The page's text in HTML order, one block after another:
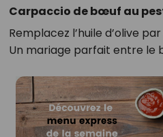
Carpaccio de bœuf au
Remplacez l’huile d’olive
Un mariage parfait entre le